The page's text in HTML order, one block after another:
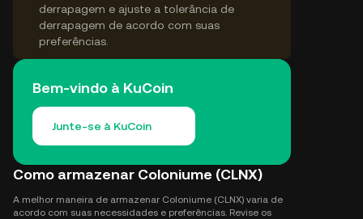
derrapagem e ajuste a tolerância de
derrapagem de acordo com suas
preferências.
Bem-vindo à KuCoin
Junte-se à KuCoin
Como armazenar Coloniume (CLNX)
A melhor maneira de armazenar Coloniume (CLNX) varia de
acordo com suas necessidades e preferências. Revise os